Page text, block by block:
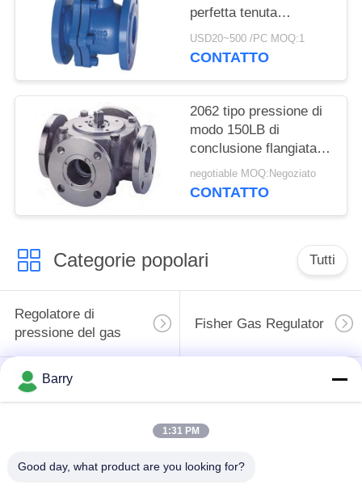
perfetta tenuta
flessibile della
guarnizione della
USD20~500 /PC MOQ:1
CONTATTO
2062 tipo pressione di
modo 150LB di
conclusione flangiata
valvola a sfera 5 di
acciaio inossidabile
negotiable MOQ:Negoziato
CONTATTO
Categorie popolari Tutti
Regolatore di
pressione del gas
Fisher Gas Regulator
Moltiplicatore di
pressione
Valvola a sfera
valvola a saracinesca
Barry
1:31 PM
Good day, what product are you looking for?